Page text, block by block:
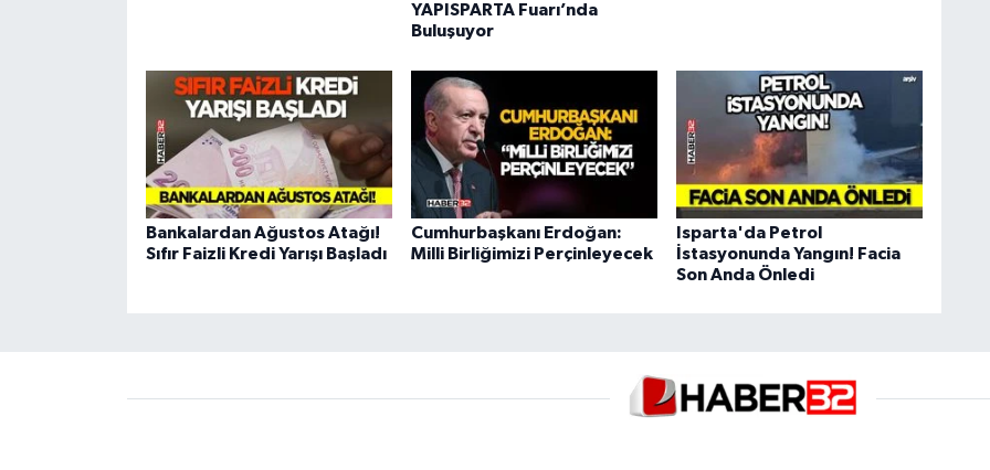
YAPISPARTA Fuarı’nda
Buluşuyor
Bankalardan Ağustos Atağı!
Sıfır Faizli Kredi Yarışı Başladı
Cumhurbaşkanı Erdoğan:
Milli Birliğimizi Perçinleyecek
Isparta'da Petrol
İstasyonunda Yangın! Facia
Son Anda Önledi